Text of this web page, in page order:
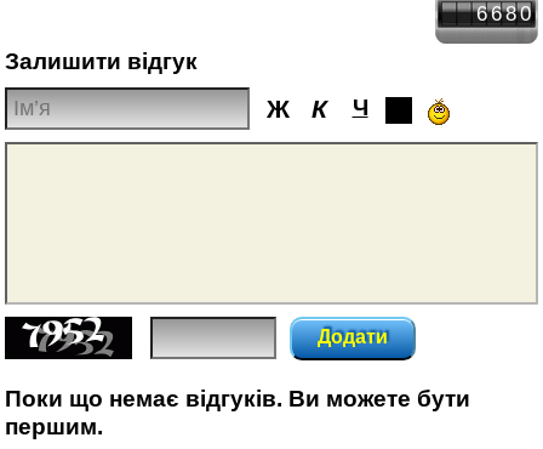
6680
Залишити відгук
Ж К Ч
Додати
Поки що немає відгуків. Ви можете бути
першим.